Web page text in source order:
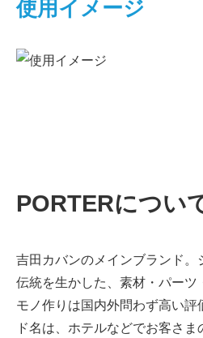
使用イメージ
PORTERについ
吉田カバンのメインブランド。
伝統を生かした、素材・パーツ
モノ作りは国内外問わず高い評
ド名は、ホテルなどでお客さ